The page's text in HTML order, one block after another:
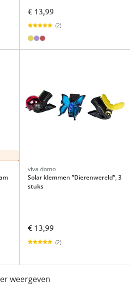
€ 13,99
(2)
viva domo
Solar klemmen “Dierenwereld“, 3
stuks
€ 13,99
(2)
weergeven